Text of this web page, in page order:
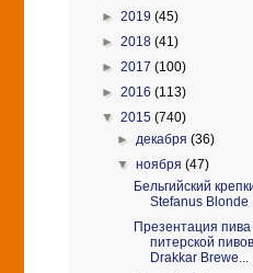
► 2019 (45)
► 2018 (41)
► 2017 (100)
► 2016 (113)
▼ 2015 (740)
► декабря(36)
▼ноября(47)
Бельгийский
Stefanus Blonde
Презентация пива
питерской
Drakkar Brewe...